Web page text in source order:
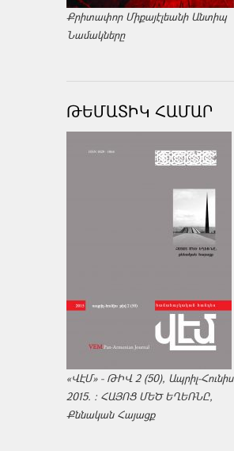
Քրիտափոր Միքայէլեանի Անտիպ
Նամակները
ԹԵՄԱՏԻԿ ՀԱՄԱՐ
«ՎԷՄ» - ԹԻՎ 2 (50), Ապրիլ-Հունիս
2015. : ՀԱՅՈՑ ՄԵԾ ԵՂԵՌՆԸ,
Քննական Հայացք